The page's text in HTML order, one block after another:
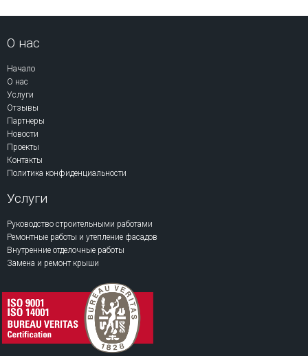
О нас
Начало
О нас
Услуги
Отзывы
Партнеры
Новости
Проекты
Контакты
Политика конфиденциальности
Услуги
Руководство строительными работами
Ремонтные работы и утепление фасадов
Внутренние отделочные работы
Замена и ремонт крыши